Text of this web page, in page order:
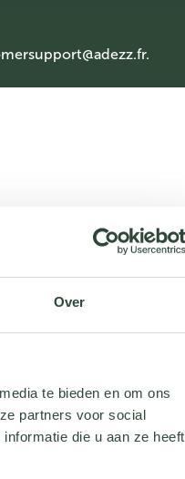
Over
te bieden en om ons
partners voor social
die u aan ze heeft
.